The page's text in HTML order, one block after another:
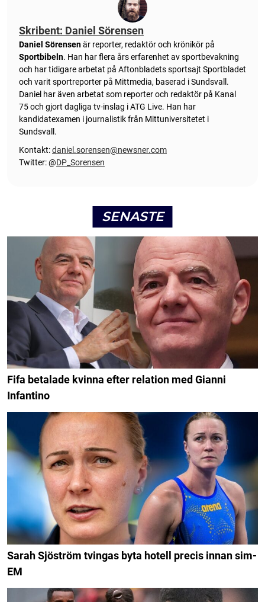
Skribent: Daniel Sörensen
Daniel Sörensenär reporter, redaktör och krönikör på
Sportbibeln. Han har flera års erfarenhet av sportbevakning
och har tidigare arbetat på Aftonbladets sportsajt Sportbladet
och varit sportreporter på Mittmedia, baserad i Sundsvall.
Daniel har även arbetat som reporter och redaktör på Kanal
75 och gjort dagliga tv-inslag i ATG Live. Han har
kandidatexamen i journalistik från Mittuniversitetet i
Sundsvall.
Kontakt:daniel.sorensen@newsner.com
Twitter: @DP_Sorensen
SENASTE
Fifa betalade kvinna efter relation med Gianni
Infantino
Sarah Sjöström tvingas byta hotell precis innan sim-
EM